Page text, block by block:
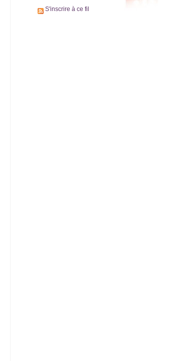
S'inscrire à ce fil